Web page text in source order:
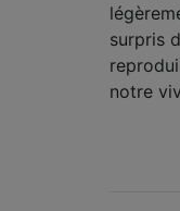
surpris
notre